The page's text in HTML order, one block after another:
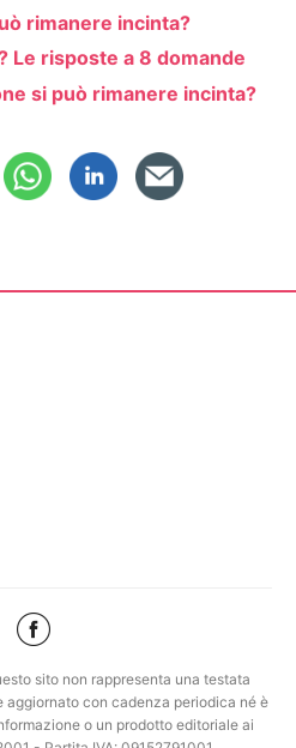
rimanere incinta?
Le risposte a 8 domande
si può rimanere incinta?
sito non rappresenta una testata
con cadenza periodica né è
o un prodotto editoriale ai